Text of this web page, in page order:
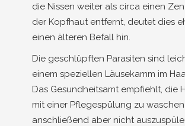
die Nissen weiter als circa einen
der Kopfhaut entfernt, deutet dies
einen älteren Befall hin.
Die geschlüpften Parasiten sind
einem speziellen Läusekamm im
Das Gesundheitsamt empfiehlt, die
mit einer Pflegespülung zu
anschließend aber nicht